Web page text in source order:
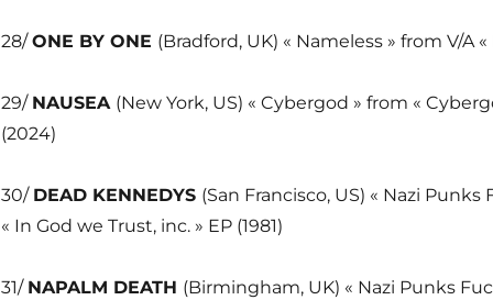
28/ONE BY ONE (Bradford, UK) « Nameless » from V/A «
29/ NAUSEA (New York, US) « Cybergod » from «
(2024)
30/ DEAD KENNEDYS (San Francisco, US) « Nazi Punks
« In God we Trust, inc. » EP (1981)
31/ NAPALM DEATH (Birmingham, UK) « Nazi Punks